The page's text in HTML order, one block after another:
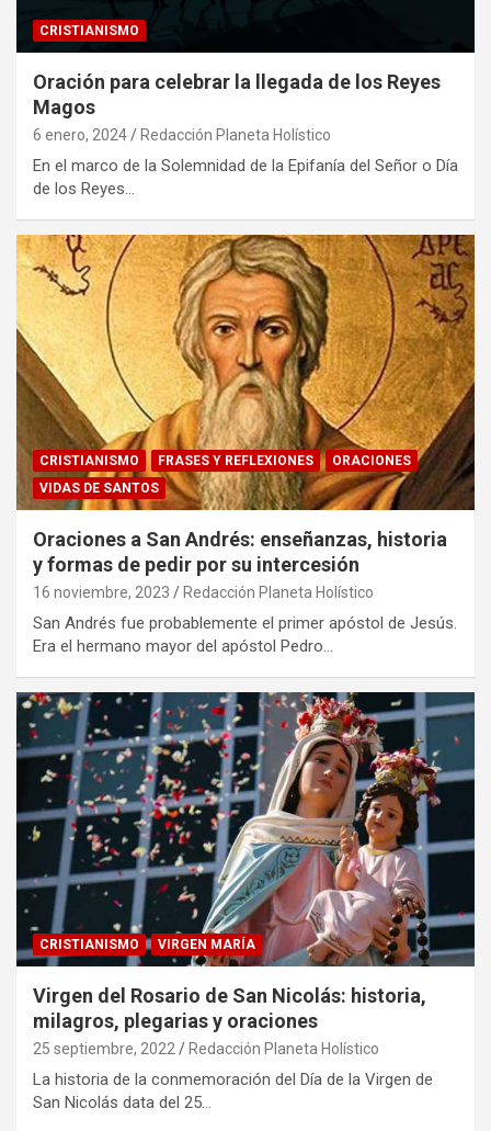
CRISTIANISMO
Oración para celebrar la llegada de los Reyes
Magos
6 enero, 2024 Redacción Planeta Holístico
En el marco de la Solemnidad de la Epifanía del Señor o Día
de los Reyes…
CRISTIANISMO FRASES Y REFLEXIONES
ORACIONES
VIDAS DE SANTOS
Oraciones a San Andrés: enseñanzas, historia
y formas de pedir por su intercesión
16 noviembre, 2023 Redacción Planeta Holístico
San Andrés fue probablemente el primer apóstol de Jesús.
Era el hermano mayor del apóstol Pedro…
CRISTIANISMO VIRGEN MARÍA
Virgen del Rosario de San Nicolás: historia,
milagros, plegarias y oraciones
25 septiembre, 2022 Redacción Planeta Holístico
La historia de la conmemoración del Día de la Virgen de
San Nicolás data del 25…